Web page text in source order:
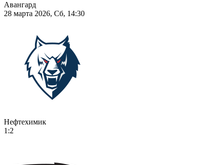
Авангард
28 марта 2026, Сб, 14:30
Нефтехимик
1:2